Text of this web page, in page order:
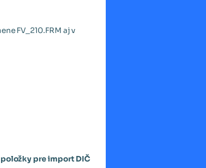
FV_210.FRM aj v
položky pre import DIČ